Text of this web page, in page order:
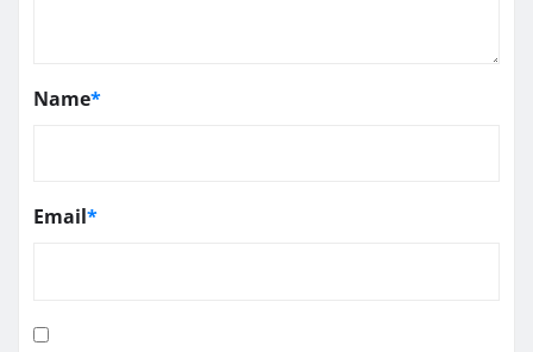
Name*
Email*